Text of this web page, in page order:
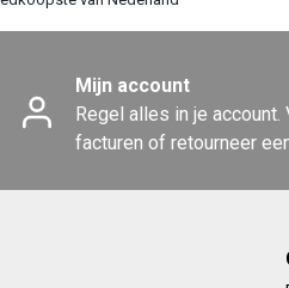
Mijn account
Regel alles in je
facturen of retourneer